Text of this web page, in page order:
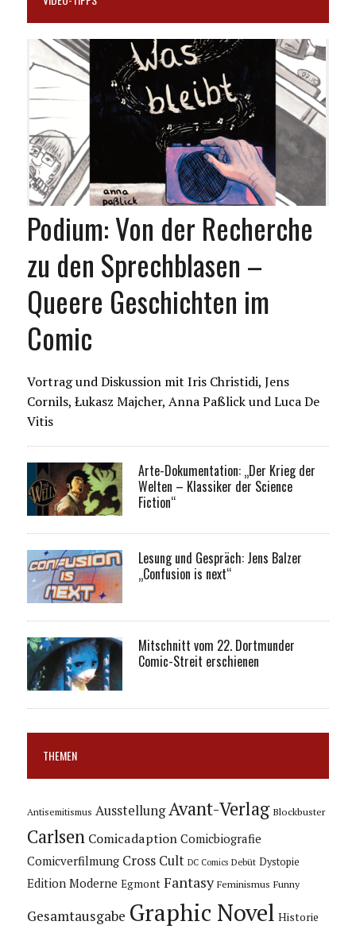
Podium: Von der Recherche
zu den Sprechblasen –
Queere Geschichten im
Comic
Vortrag und Diskussion mit Iris Christidi, Jens
Cornils, Łukasz Majcher, Anna Paßlick und Luca De
Vitis
Arte-Dokumentation: „Der Krieg der
Welten – Klassiker der Science
Fiction“
Lesung und Gespräch: Jens Balzer
„Confusion is next“
Mitschnitt vom 22. Dortmunder
Comic-Streit erschienen
THEMEN
Antisemitismus Ausstellung Avant-Verlag Blockbuster
Carlsen Comicadaption Comicbiografie
Comicverfilmung Cross Cult DC Comics Debüt Dystopie
Edition Moderne Egmont Fantasy Feminismus Funny
Gesamtausgabe Graphic Novel Historie